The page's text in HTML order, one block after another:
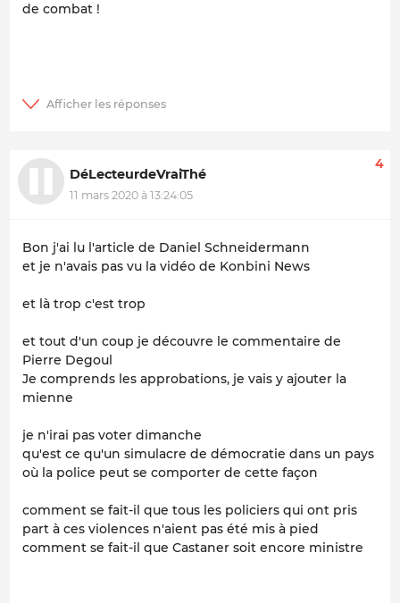
de combat !
DéLecteurdeVraiThé
11 mars 2020 à 13:24:05
4
Bon j'ai lu l'article de Daniel Schneidermann
et je n'avais pas vu la vidéo de Konbini News
et là trop c'est trop
et tout d'un coup je découvre le commentaire de
Pierre Degoul
Je comprends les approbations, je vais y ajouter la
mienne
je n'irai pas voter dimanche
qu'est ce qu'un simulacre de démocratie dans un pays
où la police peut se comporter de cette façon
comment se fait-il que tous les policiers qui ont pris
part à ces violences n'aient pas été mis à pied
comment se fait-il que Castaner soit encore ministre